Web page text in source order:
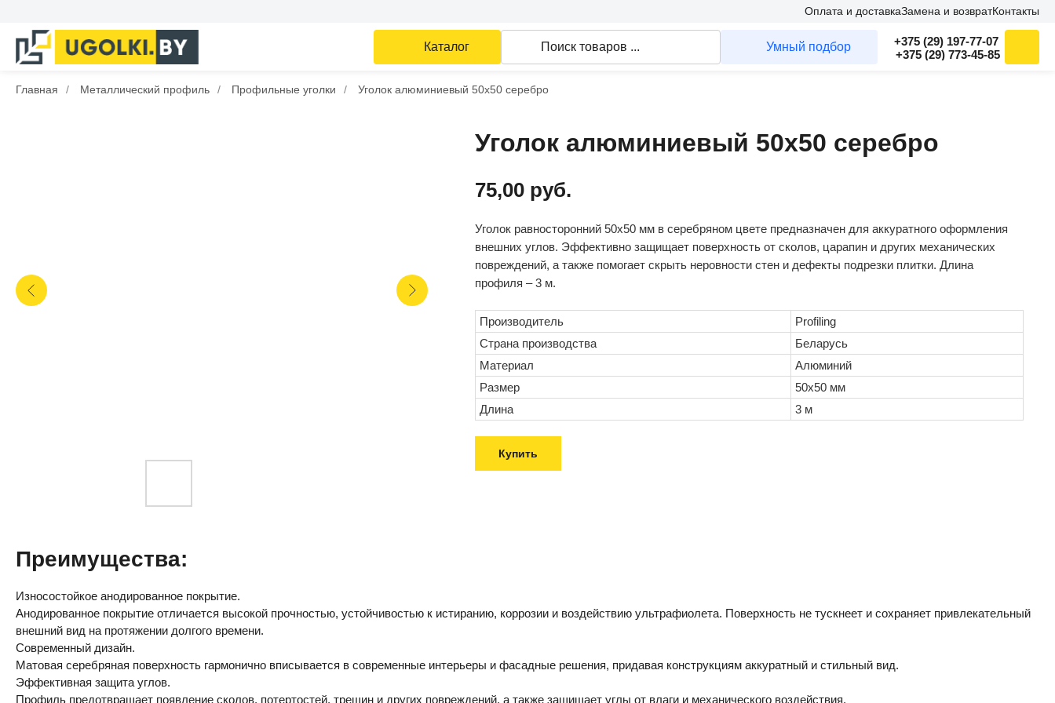
Каталог Поиск товаров ... Умный подбор
+375 (29) 197-77-07
+375 (29) 773-45-85
Оплата и доставкаЗамена и возвратКонтакты
Главная / Металлический профиль / Профильные уголки / Уголок алюминиевый 50х50 серебро
Уголок алюминиевый 50х50 серебро
75,00 руб.
Уголок равносторонний 50х50 мм в серебряном цвете предназначен для аккуратного оформления
внешних углов. Эффективно защищает поверхность от сколов, царапин и других механических
повреждений, а также помогает скрыть неровности стен и дефекты подрезки плитки. Длина
профиля – 3 м.
Производитель
Profiling
Страна производства
Беларусь
Материал
Алюминий
Размер
50х50 мм
Длина
3 м
Купить
Преимущества:
Износостойкое анодированное покрытие.
Анодированное покрытие отличается высокой прочностью, устойчивостью к истиранию, коррозии и воздействию ультрафиолета. Поверхность не тускнеет и сохраняет привлекательный
внешний вид на протяжении долгого времени.
Современный дизайн.
Матовая серебряная поверхность гармонично вписывается в современные интерьеры и фасадные решения, придавая конструкциям аккуратный и стильный вид.
Эффективная защита углов.
Профиль предотвращает появление сколов, потертостей, трещин и других повреждений, а также защищает углы от влаги и механического воздействия.